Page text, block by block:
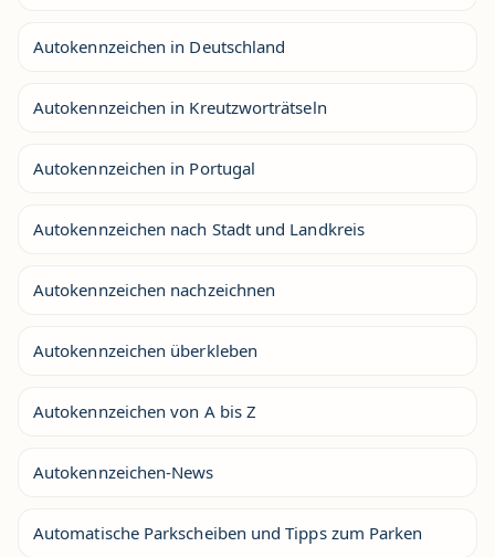
Autokennzeichen in Deutschland
Autokennzeichen in Kreutzworträtseln
Autokennzeichen in Portugal
Autokennzeichen nach Stadt und Landkreis
Autokennzeichen nachzeichnen
Autokennzeichen überkleben
Autokennzeichen von A bis Z
Autokennzeichen-News
Automatische Parkscheiben und Tipps zum Parken